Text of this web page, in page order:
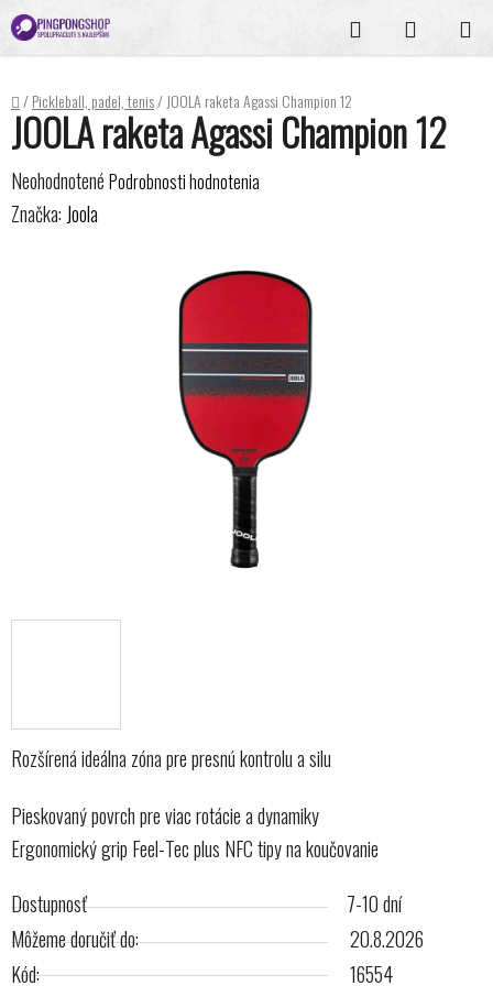
Prejsť
na
obsah
Hľadať
KOŠÍK
Domov
/Pickleball, padel, tenis/JOOLA raketa Agassi Champion 12
Rozšírená ideálna zóna pre presnú kontrolu a silu
Pieskovaný povrch pre viac rotácie a dynamiky
Ergonomický grip Feel-Tec plus NFC tipy na koučovanie
Dostupnosť
7-10 dní
Môžeme doručiť do:
20.8.2026
Kód:
16554
JOOLA raketa Agassi Champion 12
Priemerné
hodnotenie
Neohodnotené Podrobnosti hodnotenia
Značka: Joola